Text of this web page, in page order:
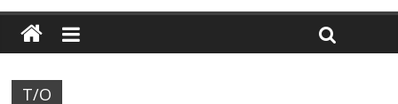
T/O